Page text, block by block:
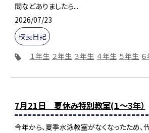
問などありましたら...
2026/07/23
校長日記
１年生 ２年生 ３年生 ４年生 ５年生
7月21日 夏休み特別教室(１～3年）
今年から、夏季水泳教室がなくなったため、